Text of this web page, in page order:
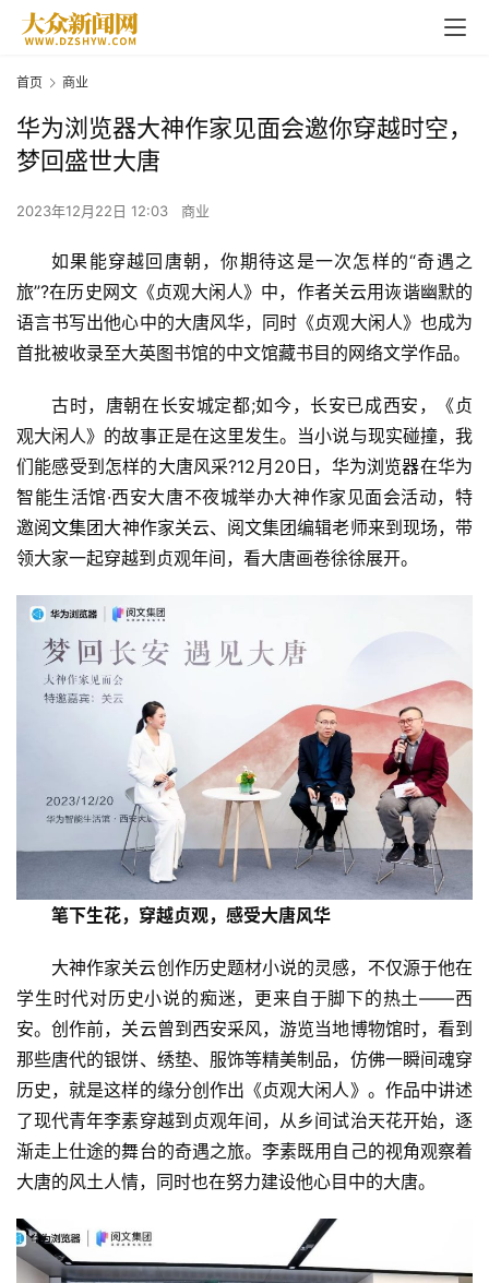
首页 商业
华为浏览器大神作家见面会邀你穿越时空，
梦回盛世大唐
2023年12月22日 12:03 商业
如果能穿越回唐朝，你期待这是一次怎样的“奇遇之
旅”?在历史网文《贞观大闲人》中，作者关云用诙谐幽默的
语言书写出他心中的大唐风华，同时《贞观大闲人》也成为
首批被收录至大英图书馆的中文馆藏书目的网络文学作品。
古时，唐朝在长安城定都;如今，长安已成西安，《贞
观大闲人》的故事正是在这里发生。当小说与现实碰撞，我
们能感受到怎样的大唐风采?12月20日， 华为浏览器在华为
智能生活馆·西安大唐不夜城举办大神作家见面会活动，特
邀阅文集团大神作家关云、阅文集团编辑老师来到现场，带
领大家一起穿越到贞观年间，看大唐画卷徐徐展开。
笔下生花，穿越贞观，感受大唐风华
大神作家关云创作历史题材小说的灵感，不仅源于他在
学生时代对历史小说的痴迷，更来自于脚下的热土——西
安。创作前，关云曾到西安采风，游览当地博物馆时，看到
那些唐代的银饼、绣垫、服饰等精美制品，仿佛一瞬间魂穿
历史，就是这样的缘分创作出《贞观大闲人》。作品中讲述
了现代青年李素穿越到贞观年间，从乡间试治天花开始，逐
渐走上仕途的舞台的奇遇之旅。李素既用自己的视角观察着
大唐的风土人情，同时也在努力建设他心目中的大唐。